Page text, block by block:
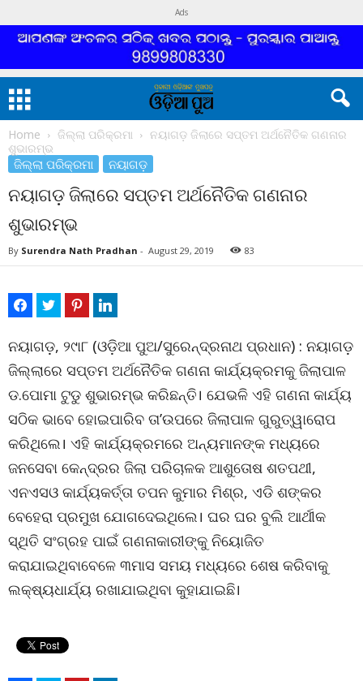
Ads
Home ଜିଲ୍ଲା ପରିକ୍ରମା
ନୟାଗଡ଼ ଜିଲାରେ ସପ୍ତମ ଅର୍ଥନୈତିକ ଗଣନାର
ଶୁଭାରମ୍ଭ
ଜିଲ୍ଲା ପରିକ୍ରମା ନୟାଗଡ଼
ନୟାଗଡ଼ ଜିଲାରେ ସପ୍ତମ ଅର୍ଥନୈତିକ ଗଣନାର
ଶୁଭାରମ୍ଭ
By Surendra Nath Pradhan - August 29, 2019 83
ନୟାଗଡ଼, ୨୯ା୮ (ଓଡ଼ିଆ ପୁଅ/ସୁରେନ୍ଦ୍ରନାଥ ପ୍ରଧାନ) : ନୟାଗଡ଼
ଜିଲ୍ଲାରେ ସପ୍ତମ ଅର୍ଥନୈତିକ ଗଣନା କାର୍ଯ୍ୟକ୍ରମକୁ ଜିଲାପାଳ
ଡ.ପୋମା ଟୁଡୁ ଶୁଭାରମ୍ଭ କରିଛନ୍ତି। ଯେଭଳି ଏହି ଗଣନା କାର୍ଯ୍ୟ
ସଠିକ ଭାବେ ହୋଇପାରିବ ତା’ଉପରେ ଜିଲାପାଳ ଗୁରୁତ୍ୱାରୋପ
କରିଥିଲେ। ଏହି କାର୍ଯ୍ୟକ୍ରମରେ ଅନ୍ୟମାନଙ୍କ ମଧ୍ୟରେ
ଜନସେବା କେନ୍ଦ୍ରର ଜିଲା ପରିଚାଳକ ଆଶୁତୋଷ ଶତପଥୀ,
ଏନଏସଓ କାର୍ଯ୍ୟକର୍ତ୍ତା ତପନ କୁମାର ମିଶ୍ର, ଏଡି ଶଙ୍କର
ବେହେରା ପ୍ରମୁଖ ଯୋଗଦେଇଥିଲେ। ଘର ଘର ବୁଲି ଆର୍ଥୀକ
ସ୍ଥିତି ସଂଗ୍ରହ ପାଇଁ ଗଣନାକାରୀଙ୍କୁ ନିୟୋଜିତ
କରାଯାଇଥିବାବେଳେ ୩ମାସ ସମୟ ମଧ୍ୟରେ ଶେଷ କରିବାକୁ
ଲକ୍ଷ୍ୟଧାର୍ଯ୍ୟ ରଖାଯାଇଥିବା କୁହାଯାଇଛି।